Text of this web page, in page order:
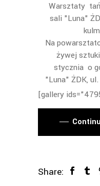
Warsztaty
sali "Luna"
Na
żywej
stycznia o
"Luna" ŻDK,
[gallery
Share: